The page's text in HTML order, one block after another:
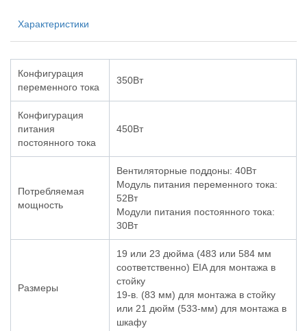
Характеристики
Конфигурация
переменного тока
350Вт
Конфигурация
питания
постоянного тока
450Вт
Потребляемая
мощность
Вентиляторные поддоны: 40Вт
Модуль питания переменного тока:
52Вт
Модули питания постоянного тока:
30Вт
Размеры
19 или 23 дюйма (483 или 584 мм
соответственно) EIA для монтажа в
стойку
19-в. (83 мм) для монтажа в стойку
или 21 дюйм (533-мм) для монтажа в
шкафу